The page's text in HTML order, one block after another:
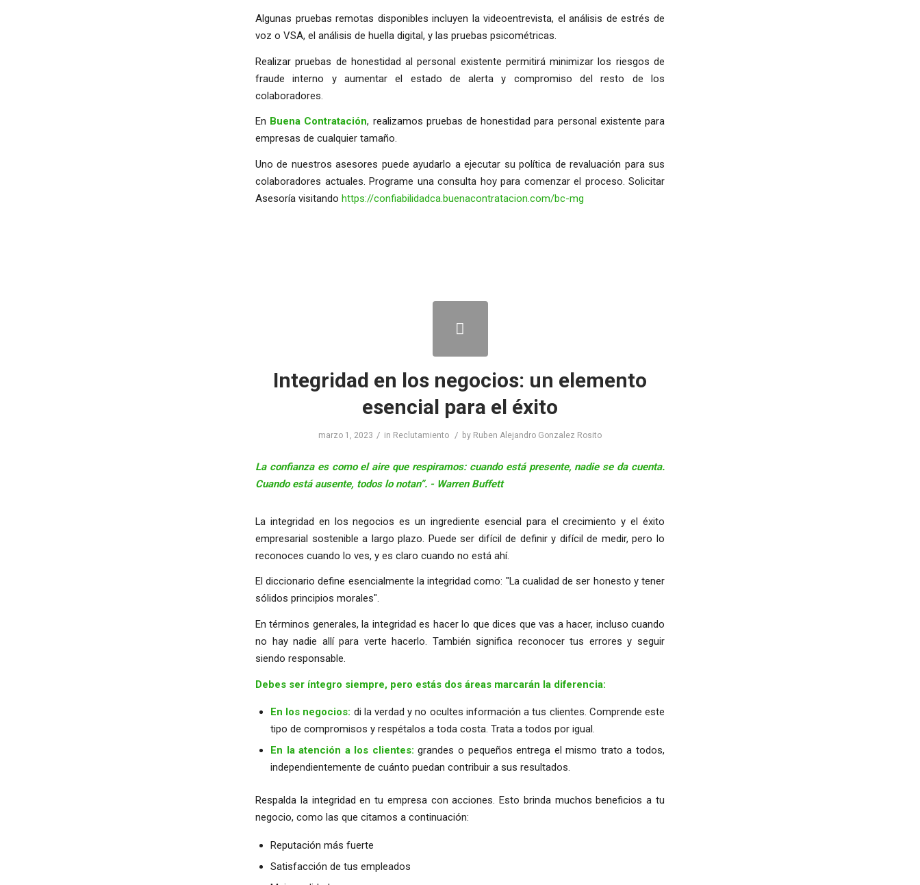
Algunas pruebas remotas disponibles incluyen la videoentrevista, el análisis de estrés de
voz o VSA, el análisis de huella digital, y las pruebas psicométricas.
Realizar pruebas de honestidad al personal existente permitirá minimizar los riesgos de
fraude interno y aumentar el estado de alerta y compromiso del resto de los
colaboradores.
En Buena Contratación, realizamos pruebas de honestidad para personal existente para
empresas de cualquier tamaño.
Uno de nuestros asesores puede ayudarlo a ejecutar su política de revaluación para sus
colaboradores actuales. Programe una consulta hoy para comenzar el proceso. Solicitar
Asesoría visitando https://confiabilidadca.buenacontratacion.com/bc-mg
Integridad en los negocios: un elemento
esencial para el éxito
marzo 1, 2023 / in Reclutamiento / by Ruben Alejandro Gonzalez Rosito
La confianza es como el aire que respiramos: cuando está presente, nadie se da cuenta.
Cuando está ausente, todos lo notan”. - Warren Buffett
La integridad en los negocios es un ingrediente esencial para el crecimiento y el éxito
empresarial sostenible a largo plazo. Puede ser difícil de definir y difícil de medir, pero lo
reconoces cuando lo ves, y es claro cuando no está ahí.
El diccionario define esencialmente la integridad como: "La cualidad de ser honesto y tener
sólidos principios morales".
En términos generales, la integridad es hacer lo que dices que vas a hacer, incluso cuando
no hay nadie allí para verte hacerlo. También significa reconocer tus errores y seguir
siendo responsable.
Debes ser íntegro siempre, pero estás dos áreas marcarán la diferencia:
En los negocios: di la verdad y no ocultes información a tus clientes. Comprende este
tipo de compromisos y respétalos a toda costa. Trata a todos por igual.
En la atención a los clientes:grandes o pequeños entrega el mismo trato a todos,
independientemente de cuánto puedan contribuir a sus resultados.
Respalda la integridad en tu empresa con acciones. Esto brinda muchos beneficios a tu
negocio, como las que citamos a continuación:
Reputación más fuerte
Satisfacción de tus empleados